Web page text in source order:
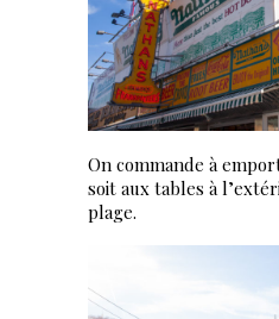
On commande à
soit aux tables à
plage.